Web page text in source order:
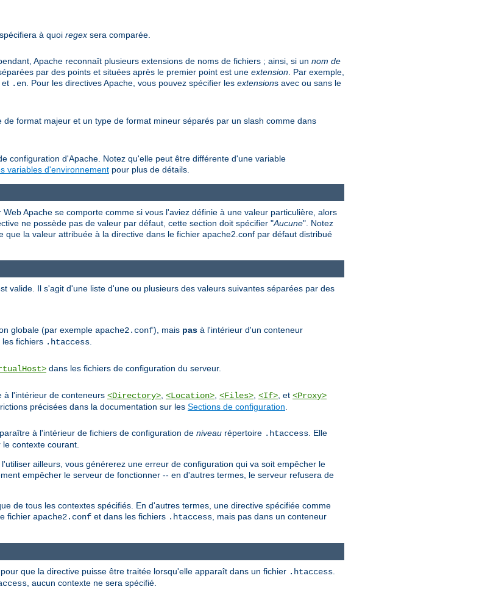
à quoi regex sera comparée.
Apache reconnaît plusieurs extensions de noms de fichiers ; ainsi, si un nom de
par des points et situées après le premier point est une extension . Par exemple,
et .en . Pour les directives Apache, vous pouvez spécifier les extensions avec ou sans le
format majeur et un type de format mineur séparés par un slash comme dans
configuration d'Apache. Notez qu'elle peut être différente d'une variable
variables d'environnement pour plus de détails.
Apache se comporte comme si vous l'aviez définie à une valeur particulière, alors
ne possède pas de valeur par défaut, cette section doit spécifier "Aucune". Notez
la valeur attribuée à la directive dans le fichier apache2.conf par défaut distribué
valide. Il s'agit d'une liste d'une ou plusieurs des valeurs suivantes séparées par des
globale (par exemple apache2.conf), mais pas à l'intérieur d'un conteneur
les fichiers .htaccess
dans les fichiers de configuration du serveur.
à l'intérieur de conteneurs <Directory> <Location> <Files> <If> , et <Proxy>
précisées dans la documentation sur les Sections de configuration
à l'intérieur de fichiers de configuration de niveau répertoire .htaccess . Elle
le contexte courant.
ailleurs, vous générerez une erreur de configuration qui va soit empêcher le
empêcher le serveur de fonctionner -- en d'autres termes, le serveur refusera de
de tous les contextes spécifiés. En d'autres termes, une directive spécifiée comme
fichier apache2.conf et dans les fichiers .htaccess , mais pas dans un conteneur
que la directive puisse être traitée lorsqu'elle apparaît dans un fichier .htaccess.
, aucun contexte ne sera spécifié.